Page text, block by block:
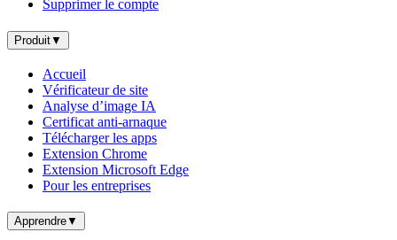
Supprimer le compte
Produit▼
Accueil
Vérificateur de site
Analyse d’image IA
Certificat anti-arnaque
Télécharger les apps
Extension Chrome
Extension Microsoft Edge
Pour les entreprises
Apprendre▼